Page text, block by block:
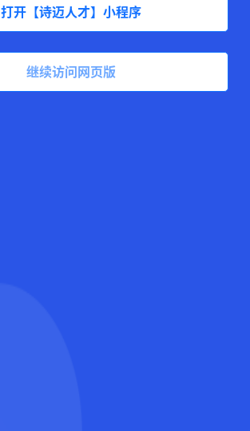
打开【诗迈人才】小程序
继续访问网页版